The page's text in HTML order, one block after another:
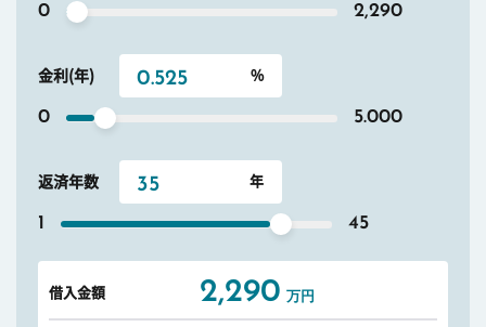
0 2,290
金利(年)
0 5.000
返済年数
1 45
借入金額 2,290 万円